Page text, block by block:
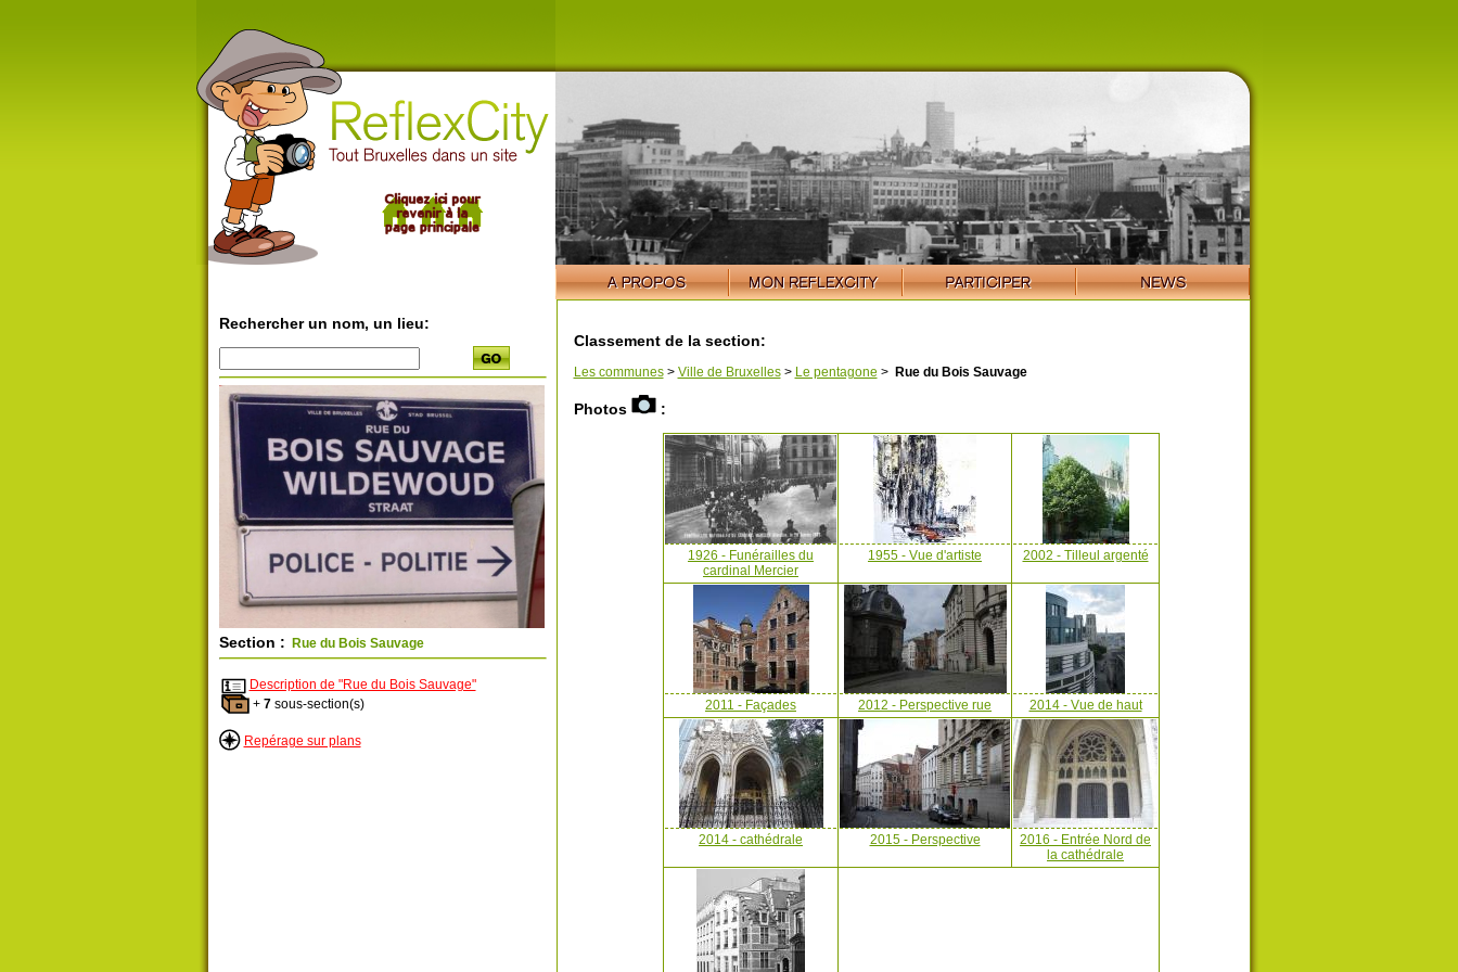
Rechercher un nom, un lieu:
Section : Rue du Bois Sauvage
Description de "Rue du Bois Sauvage"
+ 7sous-section(s)
Repérage sur plans
Classement de la section:
Les communes> Ville de Bruxelles> Le pentagone > Rue du Bois Sauvage
Photos :
1926 - Funérailles du
cardinal Mercier
1955 - Vue d'artiste 2002 - Tilleul argenté
2011 - Façades 2012 - Perspective rue 2014 - Vue de haut
2014 - cathédrale 2015 - Perspective
2016 - Entrée Nord de
la cathédrale